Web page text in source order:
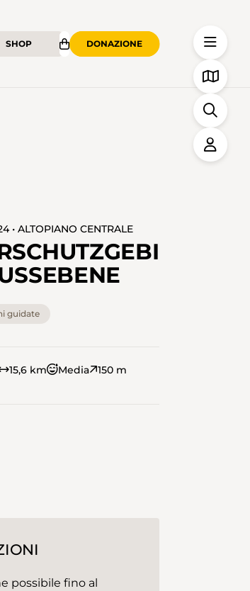
SHOP DONAZIONE
• ALTOPIANO CENTRALE
guidate
15,6 km Media
150 m
possibile fino al